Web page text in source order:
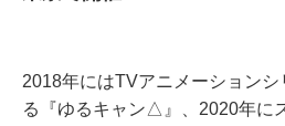
2018年にはTVアニメーション
る『ゆるキャン△』、2020年に